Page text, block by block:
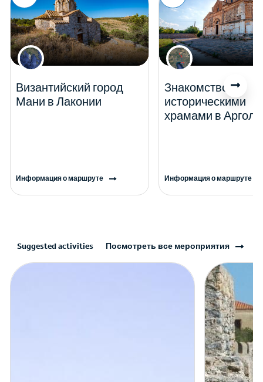
Византийский город
Мани в Лаконии
Информация о маршруте
Знакомство с
историческими
храмами в
Информация о маршруте
Suggested activities Посмотреть все мероприятия